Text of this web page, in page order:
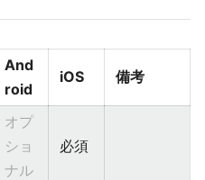
And
roid
iOS 備考
オプ
ショ
ナル
必須